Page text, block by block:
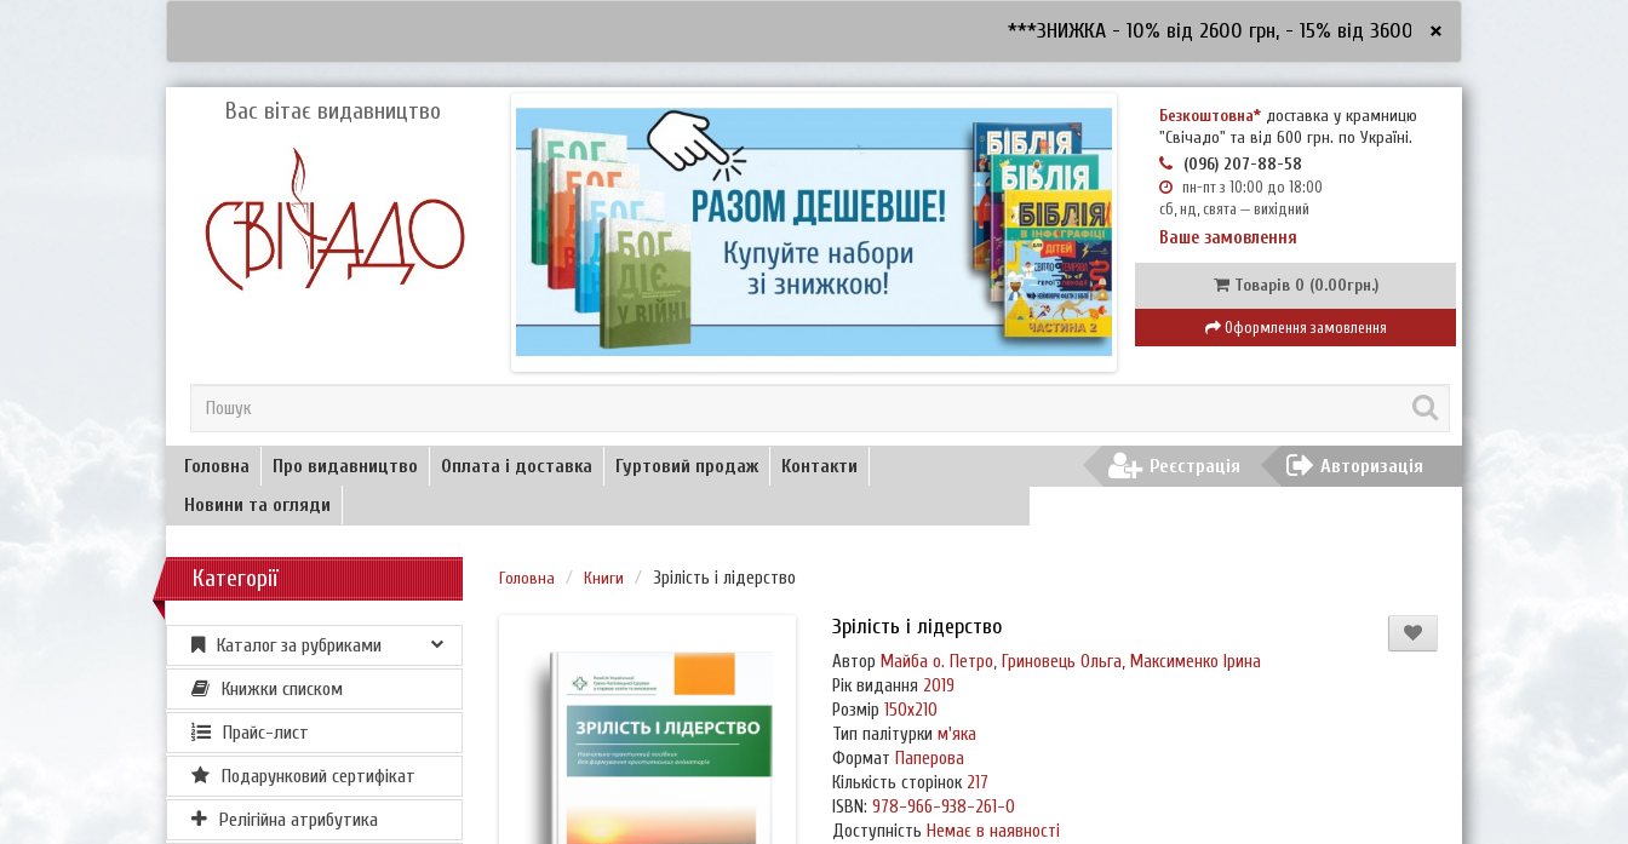
***ЗНИЖКА - 10% від 2600 грн, - 15% від 3600 грн, - 20% від 5000 грн
×
Вас вітає видавництво Безкоштовна* доставка у крамницю
"Свічадо" та від 600 грн. по Україні.
(096) 207-88-58
пн-пт з 10:00 до 18:00
сб, нд, свята — вихідний
Ваше замовлення
Товарів 0 (0.00грн.)
Оформлення замовлення
Головна Про видавництво Оплата і доставка Гуртовий продаж
Контакти
Новини та огляди
Реєстрація Авторизація
Категорії
Каталог за рубриками
Книжки списком
Прайс-лист
Подарунковий сертифікат
Релігійна атрибутика
Головна Книги Зрілість і лідерство
Зрілість і лідерство
Автор Майба о. Петро, Гриновець Ольга, Максименко Ірина
Рік видання 2019
Розмір 150х210
Тип палітурки м'яка
Формат Паперова
Кількість сторінок 217
ISBN: 978-966-938-261-0
Доступність Немає в наявності